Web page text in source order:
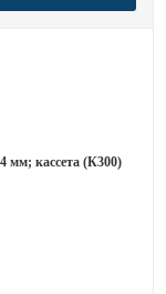
мм; кассета (К300)